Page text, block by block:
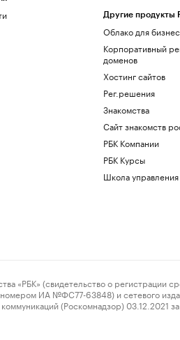
Другие продукты
Облако для
Корпоративный
доменов
Хостинг сайтов
Рег.решения
Знакомства
Сайт знакомств
РБК Компании
РБК Курсы
Школа
(свидетельство о регистрации
ИА №ФС77-63848) и сетевого
(Роскомнадзор)